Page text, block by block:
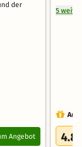
der
Angebot
5
4.8